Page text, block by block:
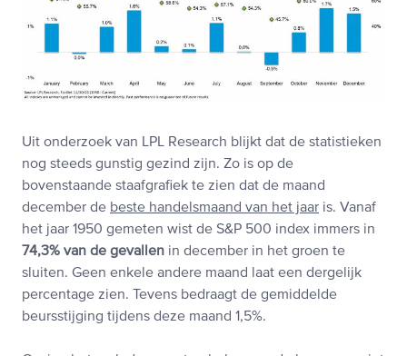
Uit onderzoek van LPL Research blijkt dat de statistieken
nog steeds gunstig gezind zijn. Zo is op de
bovenstaande staafgrafiek te zien dat de maand
december de beste handelsmaand van het jaar is. Vanaf
het jaar 1950 gemeten wist de S&P 500 index immers in
74,3% van de gevallen in december in het groen te
sluiten. Geen enkele andere maand laat een dergelijk
percentage zien. Tevens bedraagt de gemiddelde
beursstijging tijdens deze maand 1,5%.